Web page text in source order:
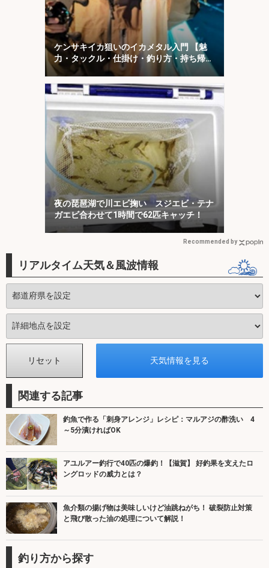
ケンサキイカ狙いのイカメタル入門 【魅
力・タックル・仕掛け・釣り方・持ち帰り
方を解説】
夜の琵琶湖で川エビ掬い スジエビ・テナ
ガエビ合わせて1時間で62匹キャッチ！
Recommended by
リアルタイム天気＆風波情報
関連する記事
釣魚で作る「刺身アレンジ」レシピ：マルアジの酢洗い 4
～5分漬ければOK
アユルアー釣行で40匹の爆釣！【滋賀】 好釣果を支えたロ
ングロッドの威力とは？
魚介類の揚げ物は美味しいけど油跳ねがち！ 破裂防止対策
と飛び散った油の処理について解説！
釣り方から探す